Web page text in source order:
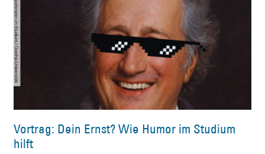
Vortrag: Dein Ernst? Wie Humor im Studium
hilft